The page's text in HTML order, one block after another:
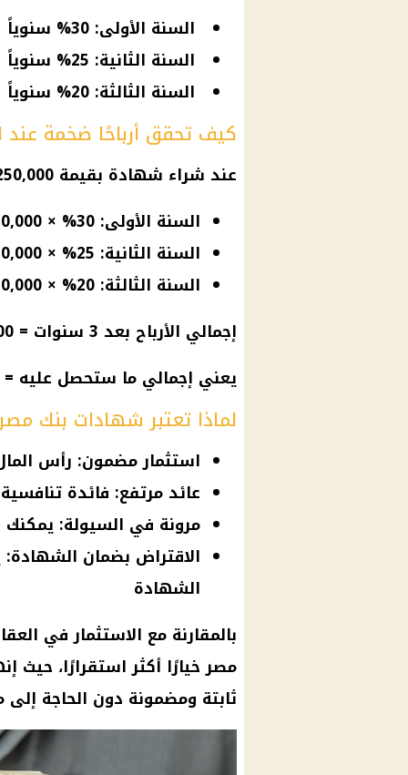
السنة الأولى: 30% سنوياً
السنة الثانية: 25% سنوياً
السنة الثالثة: 20% سنوياً
كيف تحقق أرباحًا ضخمة عند استثمار
عند شراء شهادة بقيمة 250,000 جنيه، ستكون أرباحك كالتالي:
السنة الأولى: 30% × 250,000 = 75,000 جنيه أرباح
السنة الثانية: 25% × 250,000 = 62,500 جنيه أرباح
السنة الثالثة: 20% × 250,000 = 50,000 جنيه أرباح
إجمالي الأرباح بعد 3 سنوات = 187,500 جنيه + أصل المبلغ (250,000 جنيه)
يعني إجمالي ما ستحصل عليه = 437,500 جنيه
لماذا تعتبر شهادات بنك
استثمار مضمون: رأس المال
عائد مرتفع: فائدة
مرونة في السيولة: يمكنك
الاقتراض بضمان
الشهادة
بالمقارنة مع الاستثمار في
مصر خيارًا أكثر استقرارًا، حيث
ثابتة ومضمونة دون الحاجة إلى